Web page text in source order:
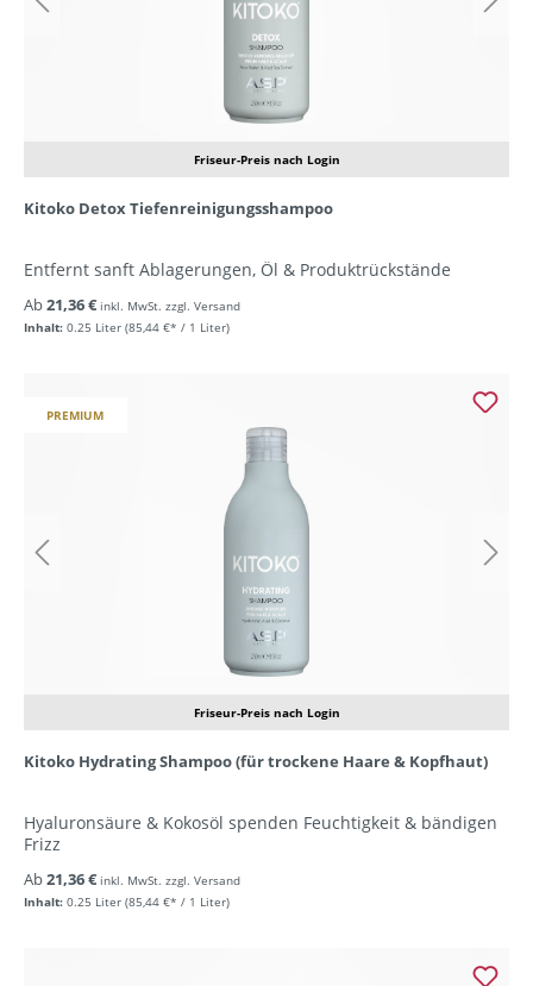
Friseur-Preis nach Login
Kitoko Detox Tiefenreinigungsshampoo
Entfernt sanft Ablagerungen, Öl & Produktrückstände
Inhalt: 0.25 Liter (85,44 €* / 1 Liter)
Ab21,36 € inkl. MwSt. zzgl. Versand
Friseur-Preis nach Login
PREMIUM
Kitoko Hydrating Shampoo (für trockene Haare & Kopfhaut)
Hyaluronsäure & Kokosöl spenden Feuchtigkeit & bändigen
Frizz
Inhalt: 0.25 Liter (85,44 €* / 1 Liter)
Ab21,36 € inkl. MwSt. zzgl. Versand